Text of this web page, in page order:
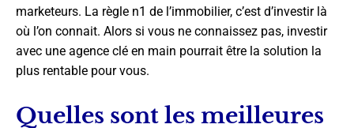
marketeurs. La règle n1 de l’immobilier, c’est d’investir là
où l’on connait. Alors si vous ne connaissez pas, investir
avec une agence clé en main pourrait être la solution la
plus rentable pour vous.
Quelles sont les meilleures